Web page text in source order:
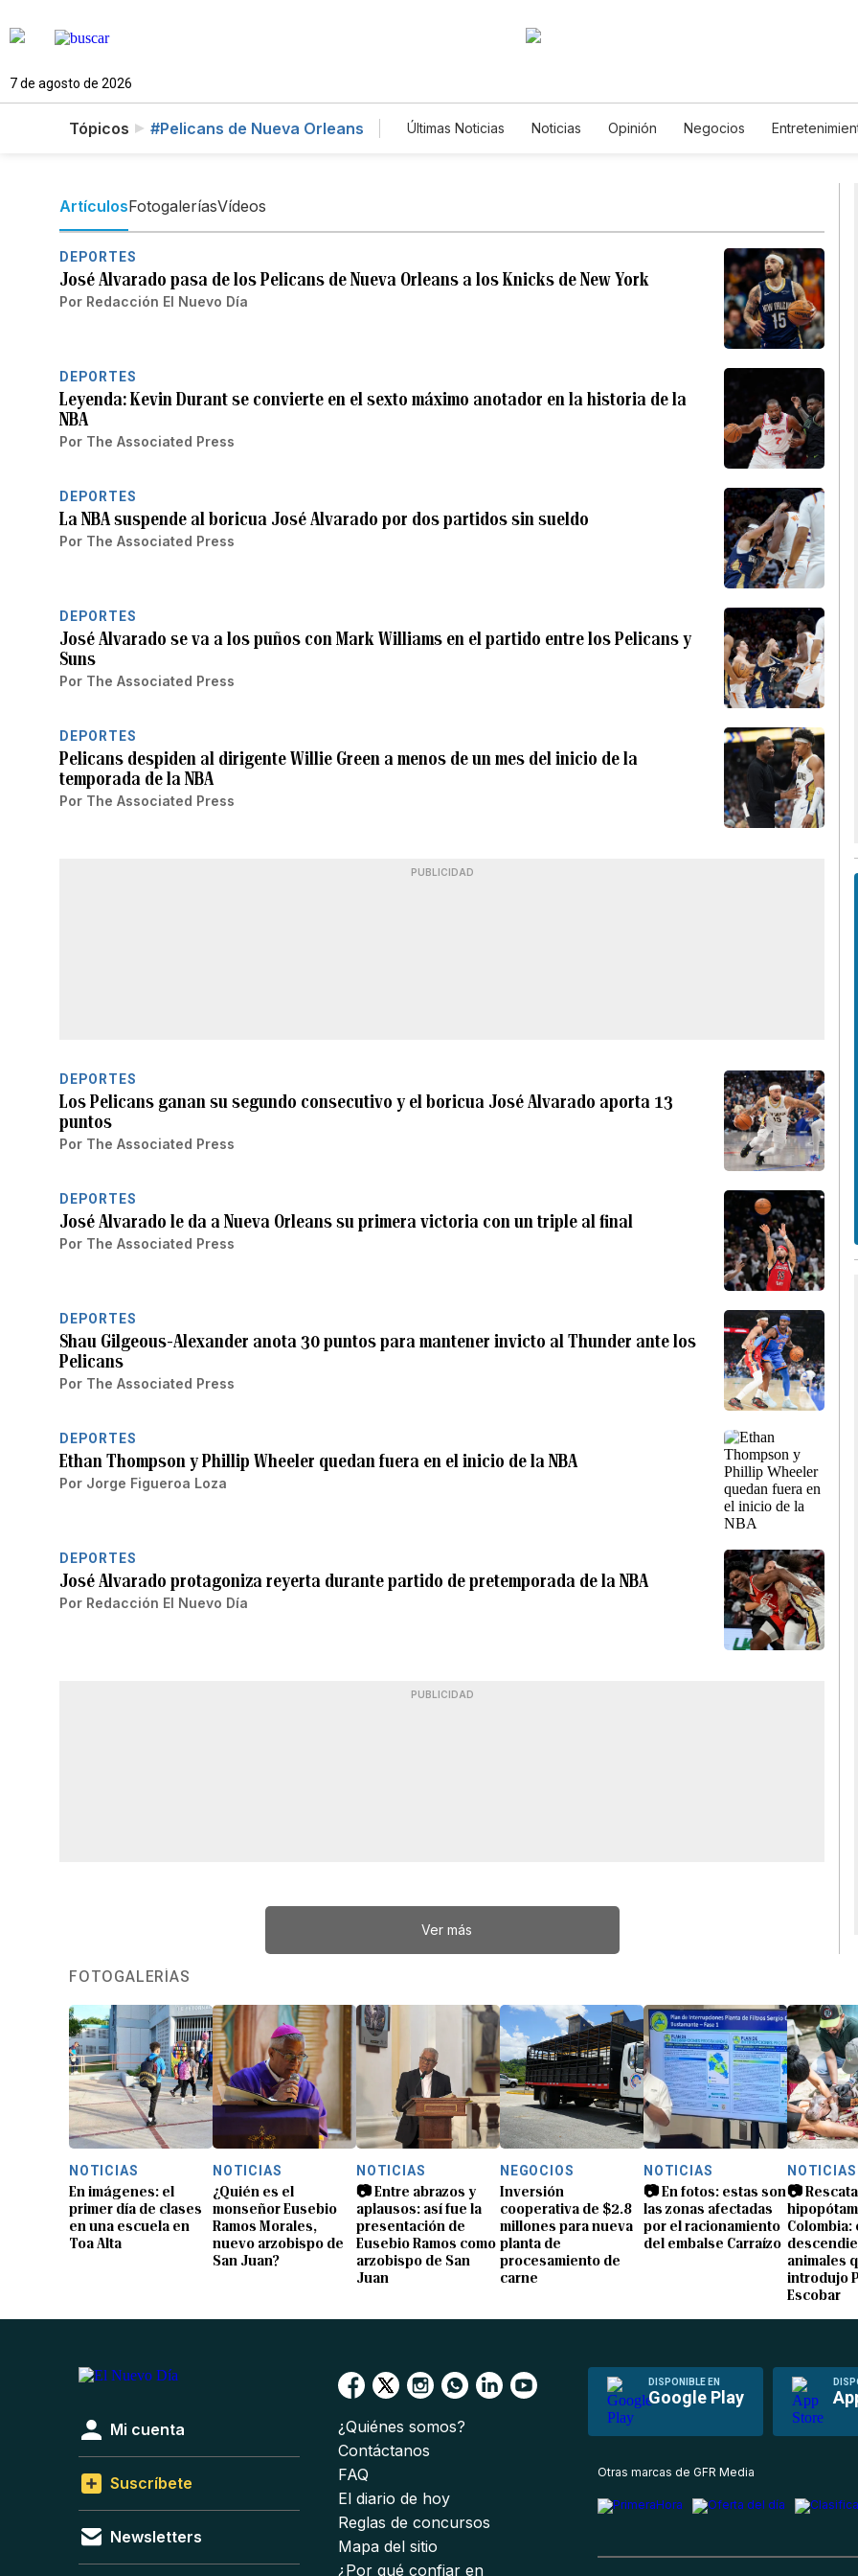
7 de agosto de 2026
Tópicos #Pelicans de Nueva Orleans Últimas Noticias Noticias Opinión Negocios
ArtículosFotogaleríasVídeos
DEPORTES
José Alvarado pasa de los Pelicans de Nueva Orleans a los Knicks de New York
Por Redacción El Nuevo Día
DEPORTES
Leyenda: Kevin Durant se convierte en el sexto máximo anotador en la historia de la
NBA
Por The Associated Press
DEPORTES
La NBA suspende al boricua José Alvarado por dos partidos sin sueldo
Por The Associated Press
DEPORTES
José Alvarado se va a los puños con Mark Williams en el partido entre los Pelicans y
Suns
Por The Associated Press
DEPORTES
Pelicans despiden al dirigente Willie Green a menos de un mes del inicio de la
temporada de la NBA
Por The Associated Press
PUBLICIDAD
DEPORTES
Los Pelicans ganan su segundo consecutivo y el boricua José Alvarado aporta 13
puntos
Por The Associated Press
DEPORTES
José Alvarado le da a Nueva Orleans su primera victoria con un triple al final
Por The Associated Press
DEPORTES
Shau Gilgeous-Alexander anota 30 puntos para mantener invicto al Thunder ante los
Pelicans
Por The Associated Press
DEPORTES
Ethan Thompson y Phillip Wheeler quedan fuera en el inicio de la NBA
Por Jorge Figueroa Loza
DEPORTES
José Alvarado protagoniza reyerta durante partido de pretemporada de la NBA
Por Redacción El Nuevo Día
PUBLICIDAD
Ver más
FOTOGALERÍAS
NOTICIAS
En imágenes: el
primer día de clases
en una escuela en
Toa Alta
NOTICIAS
¿Quién es el
monseñor Eusebio
Ramos Morales,
nuevo arzobispo de
San Juan?
NOTICIAS
📷 Entre abrazos y
aplausos: así fue la
presentación de
Eusebio Ramos como
arzobispo de San
Juan
NEGOCIOS
Inversión
cooperativa de $2.8
millones para nueva
planta de
procesamiento de
carne
NOTICIAS
📷 En fotos: estas son
las zonas afectadas
por el racionamiento
del embalse Carraízo
NOTICIAS
📷
Colombia:
animales
introdujo
Escobar
DISPONIBLE EN
Google Play
Mi cuenta
Suscríbete
Newsletters
¿Quiénes somos?
Contáctanos
FAQ
El diario de hoy
Reglas de concursos
Mapa del sitio
¿Por qué confiar en
Otras marcas de GFR Media